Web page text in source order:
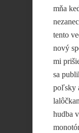
mňa
tento
nový
mi
sa
poľsky
hudba